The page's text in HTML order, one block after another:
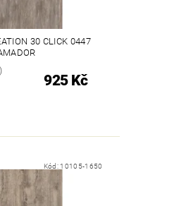
30 CLICK 0447
925 Kč
Kód: 10105-1650